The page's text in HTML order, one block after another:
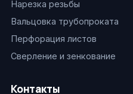
Нарезка резьбы
Вальцовка трубопроката
Перфорация листов
Сверление и зенкование
Контакты